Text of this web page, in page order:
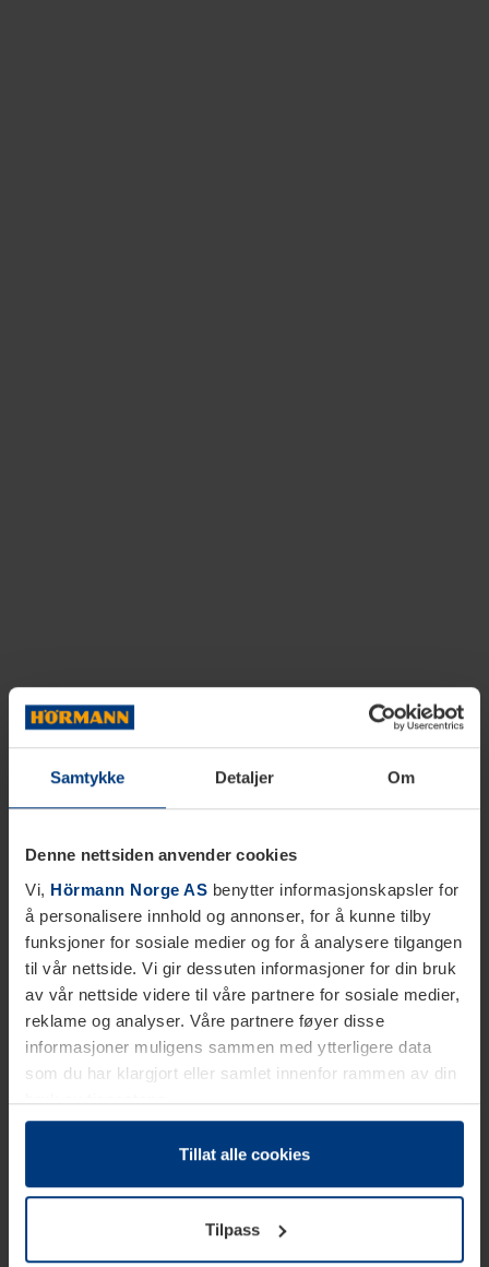
Samtykke Detaljer Om
Denne nettsiden anvender cookies
Vi, Hörmann Norge AS benytter informasjonskapsler for
å personalisere innhold og annonser, for å kunne tilby
funksjoner for sosiale medier og for å analysere tilgangen
til vår nettside. Vi gir dessuten informasjoner for din bruk
av vår nettside videre til våre partnere for sosiale medier,
reklame og analyser. Våre partnere føyer disse
informasjoner muligens sammen med ytterligere data
som du har klargjort eller samlet innenfor rammen av din
bruk av tjenestene.
Etter loven kan vi lagre informasjonskapsler på din
datamaskin, hvis disse er absolutt nødvendig for drift av
trenger vi din tillatelse. Du kan når som helst endre eller
tilbakekalle ditt samtykke i forklaringen av
informasjonskapselen på sidenPersonvernerklæringpå
Tillat alle cookies
Tilpass